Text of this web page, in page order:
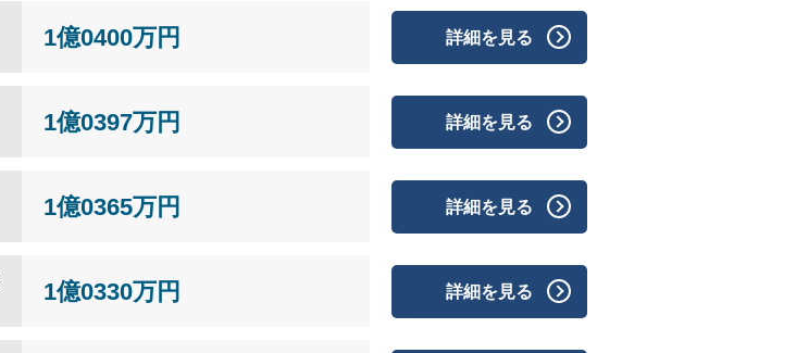
1億0400万円 詳細を見る
1億0397万円 詳細を見る
1億0365万円 詳細を見る
1億0330万円 詳細を見る